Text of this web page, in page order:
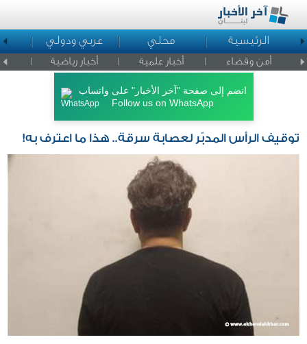
الرئيسية محلي عربي ودولي
أمن وقضاء أخبار علمية أخبار رياضية اخبار
انضم إلى صفحة "آخر الأخبار" على واتساب
Follow us on WhatsApp
توقيف الرأس المدبّر لعصابة سرقة.. هذا ما اعترف به!